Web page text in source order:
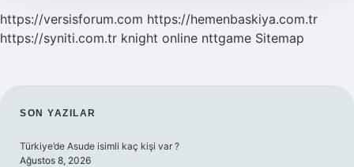
https://versisforum.com https://hemenbaskiya.com.tr
https://syniti.com.tr knight online nttgame Sitemap
SIDEBAR
SON YAZILAR
Türkiye’de Asude isimli kaç kişi var ?
Ağustos 8, 2026